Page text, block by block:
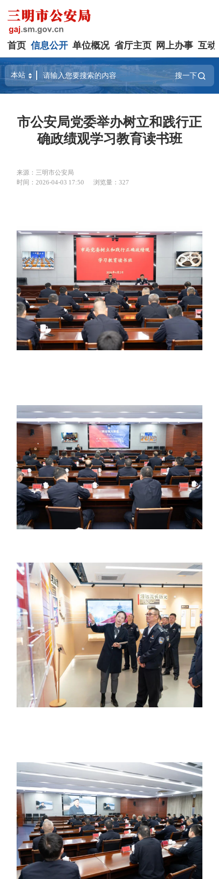
首页 信息公开 单位概况 省厅主页 网上办事 互动
搜一下
市公安局党委举办树立和践行正
确政绩观学习教育读书班
来源：三明市公安局
时间：2026-04-03 17:50
浏览量：327